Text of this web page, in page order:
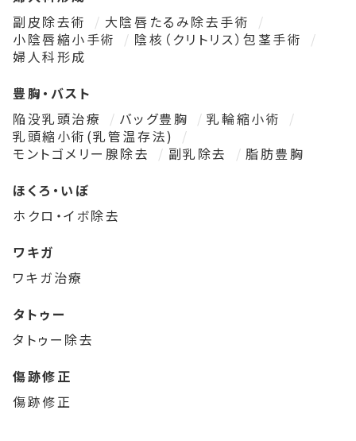
副皮除去術
大陰唇たるみ除去手術
小陰唇縮小手術
陰核（クリトリス）包茎手術
婦人科形成
豊胸・バスト
陥没乳頭治療
バッグ豊胸
乳輪縮小術
乳頭縮小術(乳管温存法)
モントゴメリー腺除去
副乳除去
脂肪豊胸
ほくろ・いぼ
ホクロ・イボ除去
ワキガ
ワキガ治療
タトゥー
タトゥー除去
傷跡修正
傷跡修正